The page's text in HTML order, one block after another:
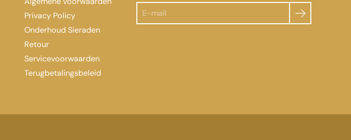
Privacy Policy
Onderhoud Sieraden
Retour
Servicevoorwaarden
Terugbetalingsbeleid